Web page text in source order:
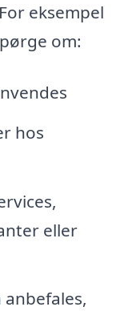
eksempel
om:
hos
eller